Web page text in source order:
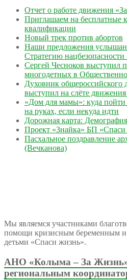
Отчет о работе движения
Приглашаем на бесплатные
квалификации
Новый трек против абортов
Наши предложения
Стратегию нацбезопасности
Сергей Чесноков выступил
многодетных в
Духовник общероссийского
выступил на слёте
«Дом для мамы»: куда
на руках, если некуда идти
Дорожная карта:
Проект «Знайка» БП «Спаси
Пасхальное поздравление
(Вечканова)
Мы являемся участниками
помощи кризисным беременным
детьми «Спаси жизнь».
АНО «Колыма – За Жизнь»
региональным